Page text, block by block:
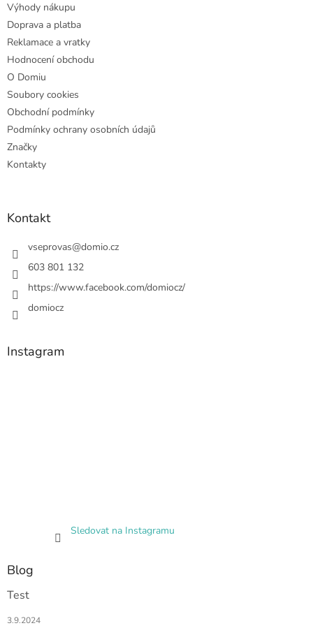
Výhody nákupu
Doprava a platba
Reklamace a vratky
Hodnocení obchodu
O Domiu
Soubory cookies
Obchodní podmínky
Podmínky ochrany osobních údajů
Značky
Kontakty
Kontakt
vseprovas@domio.cz
603 801 132
https://www.facebook.com/domiocz/
domiocz
Instagram
Sledovat na Instagramu
Blog
Test
3.9.2024